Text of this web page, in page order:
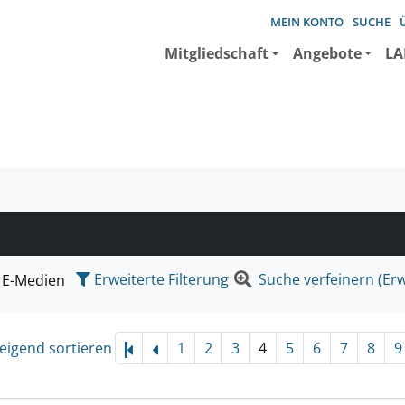
MEIN KONTO SUCHE
Mitgliedschaft Angebote
suchen wollen.
E-Medien Erweiterte Filterung Suche verfeinern
sortieren 1 2 3 4 5 6 7 8 9